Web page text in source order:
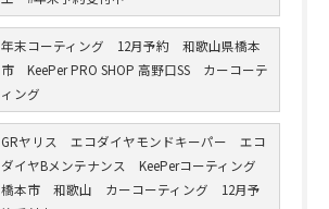
年末コーティング 12月予約 和歌山県橋本
市 KeePer PRO SHOP 高野口SS カーコーテ
ィング
GRヤリス エコダイヤモンドキーパー エコ
ダイヤBメンテナンス KeePerコーティング
橋本市 和歌山 カーコーティング 12月予